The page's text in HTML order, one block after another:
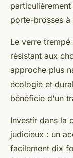
porte-brosses à
Le verre
résistant aux
approche plus
écologie et
bénéficie d'un
Investir dans la
judicieux : un
facilement dix